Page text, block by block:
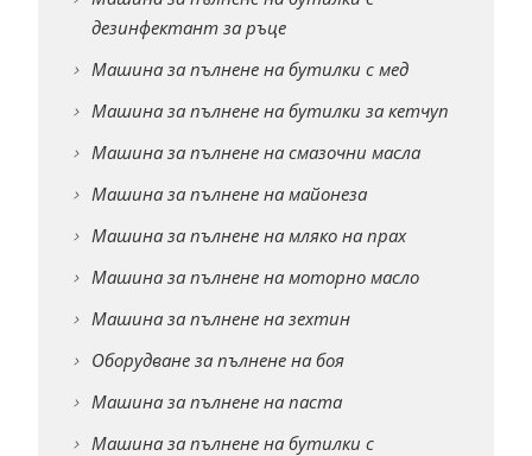
дезинфектант за ръце
Машина за пълнене на бутилки с мед
Машина за пълнене на бутилки за кетчуп
Машина за пълнене на смазочни масла
Машина за пълнене на майонеза
Машина за пълнене на мляко на прах
Машина за пълнене на моторно масло
Машина за пълнене на зехтин
Оборудване за пълнене на боя
Машина за пълнене на паста
Машина за пълнене на бутилки с